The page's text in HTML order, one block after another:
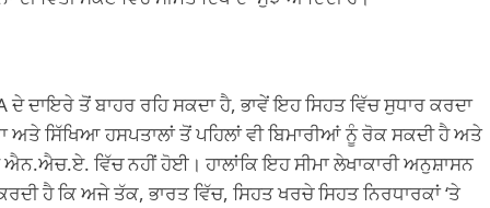
ਦਾਇਰੇ ਤੋਂ ਬਾਹਰ ਰਹਿ ਸਕਦਾ ਹੈ, ਭਾਵੇਂ ਇਹ ਸਿਹਤ ਵਿੱਚ ਸੁਧਾਰ ਕਰਦਾ
ਅਤੇ ਸਿੱਖਿਆ ਹਸਪਤਾਲਾਂ ਤੋਂ ਪਹਿਲਾਂ ਵੀ ਬਿਮਾਰੀਆਂ ਨੂੰ ਰੋਕ ਸਕਦੀ ਹੈ ਅਤੇ
ਵਿੱਚ ਨਹੀਂ ਹੋਈ। ਹਾਲਾਂਕਿ ਇਹ ਸੀਮਾ ਲੇਖਾਕਾਰੀ ਅਨੁਸ਼ਾਸਨ
ਹੈ ਕਿ ਅਜੇ ਤੱਕ, ਭਾਰਤ ਵਿੱਚ, ਸਿਹਤ ਖਰਚੇ ਸਿਹਤ ਨਿਰਧਾਰਕਾਂ ‘ਤੇ